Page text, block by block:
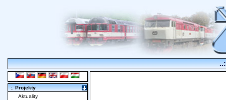
:. Projekty
Aktuality